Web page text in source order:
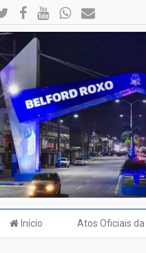
Início Atos Oficiais